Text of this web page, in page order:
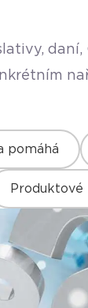
pomáhá
Produktové